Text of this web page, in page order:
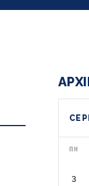
ПН
3